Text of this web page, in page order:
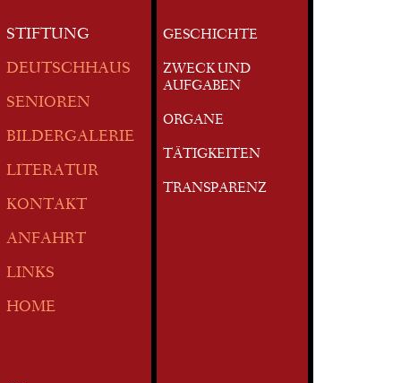
STIFTUNG
DEUTSCHHAUS
SENIOREN
BILDERGALERIE
LITERATUR
KONTAKT
ANFAHRT
LINKS
HOME
GESCHICHTE
ZWECK UND
AUFGABEN
ORGANE
TÄTIGKEITEN
TRANSPARENZ